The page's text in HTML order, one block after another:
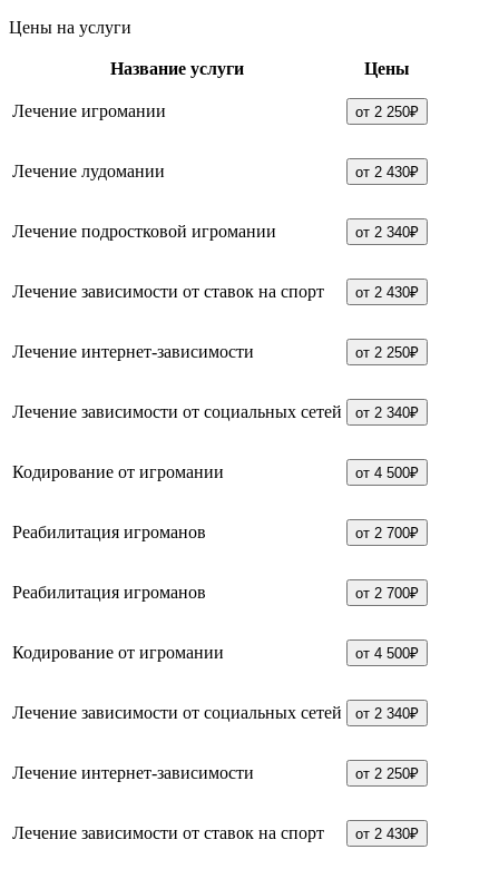
Цены на услуги
Название услуги Цены
Лечение игромании от 2 250₽
Лечение лудомании от 2 430₽
Лечение подростковой игромании от 2 340₽
Лечение зависимости от ставок на спорт от 2 430₽
Лечение интернет-зависимости от 2 250₽
Лечение зависимости от социальных сетей от 2 340₽
Кодирование от игромании от 4 500₽
Реабилитация игроманов от 2 700₽
Реабилитация игроманов от 2 700₽
Кодирование от игромании от 4 500₽
Лечение зависимости от социальных сетей от 2 340₽
Лечение интернет-зависимости от 2 250₽
Лечение зависимости от ставок на спорт от 2 430₽